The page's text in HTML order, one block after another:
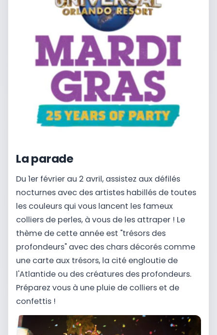
La parade
Du 1er février au 2 avril, assistez aux défilés
nocturnes avec des artistes habillés de toutes
les couleurs qui vous lancent les fameux
colliers de perles, à vous de les attraper ! Le
thème de cette année est "trésors des
profondeurs" avec des chars décorés comme
une carte aux trésors, la cité engloutie de
l'Atlantide ou des créatures des profondeurs.
Préparez vous à une pluie de colliers et de
confettis !